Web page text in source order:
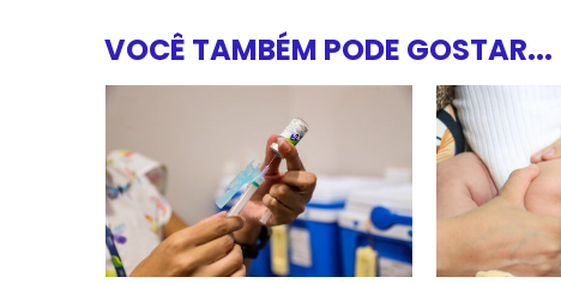
VOCÊ TAMBÉM PODE GOSTAR...